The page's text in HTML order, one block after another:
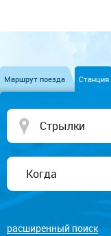
Маршрут поезда Станция
расширенный поиск